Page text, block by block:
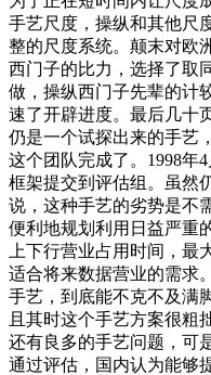
手艺尺度，操纵和其他尺
整的尺度系统。颠末对欧
西门子的比力，选择了取
做，操纵西门子先辈的计
速了开辟进度。最后几十
仍是一个试探出来的手艺
这个团队完成了。1998年
框架提交到评估组。虽然
说，这种手艺的劣势是不
便利地规划利用日益严重
上下行营业占用时间，
适合将来数据营业的需求
手艺，到底能不克不及满
且其时这个手艺方案很粗
还有良多的手艺问题，可
通过评估，国内认为能够